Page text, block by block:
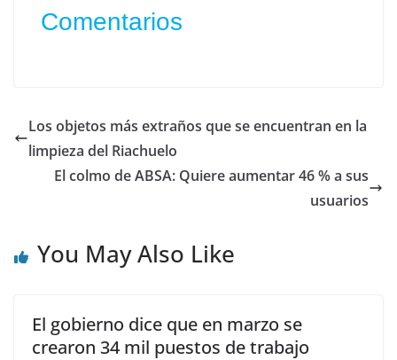
Comentarios
Los objetos más extraños que se encuentran en la
limpieza del Riachuelo
El colmo de ABSA: Quiere aumentar 46 % a sus
usuarios
You May Also Like
El gobierno dice que en marzo se
crearon 34 mil puestos de trabajo